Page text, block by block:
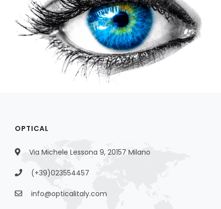
OPTICAL
Via Michele Lessona 9, 20157 Milano
(+39)023554457
info@opticalitaly.com